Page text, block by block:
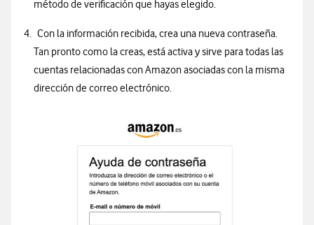
método de verificación que hayas elegido.
Con la información recibida, crea una nueva contraseña.
Tan pronto como la creas, está activa y sirve para todas las
cuentas relacionadas con Amazon asociadas con la misma
dirección de correo electrónico.